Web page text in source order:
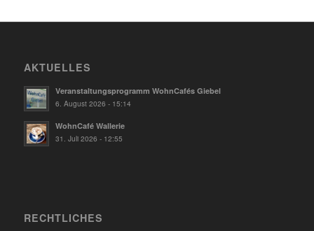
AKTUELLES
Veranstaltungsprogramm WohnCafés Giebel
6. August 2026 - 15:14
WohnCafé Wallerie
31. Juli 2026 - 12:55
RECHTLICHES